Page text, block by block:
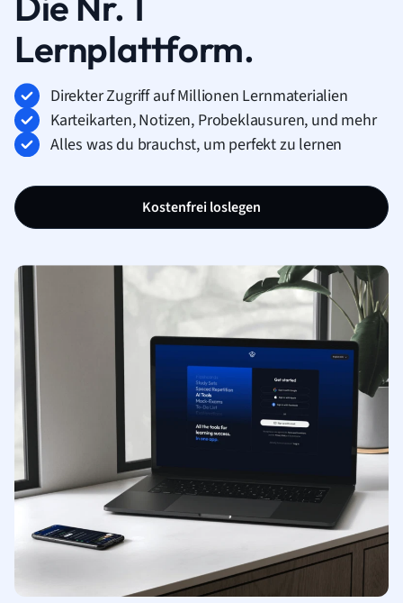
Lernplattform.
Direkter Zugriff auf Millionen Lernmaterialien
Karteikarten, Notizen, Probeklausuren, und mehr
Alles was du brauchst, um perfekt zu lernen
Kostenfrei loslegen